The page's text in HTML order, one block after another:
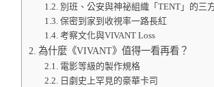
別班、公安與神祕組織「TENT」的三
保密到家到收視率一路長紅
考察文化與VIVANT Loss
為什麼《VIVANT》值得一看再看？
電影等級的製作規格
日劇史上罕見的豪華卡司